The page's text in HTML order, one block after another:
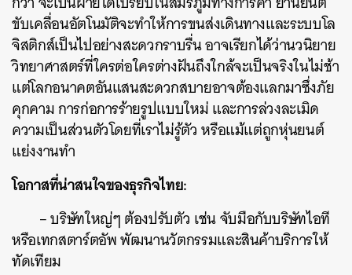
ขับเคลื่อนอัตโนมัติจะทำให้การขนส่งเดินทางและระบบโล
จิสติกส์เป็นไปอย่างสะดวกราบรื่น อาจเรียกได้ว่านวนิยาย
วิทยาศาสตร์ที่ใครต่อใครต่างฝันถึงใกล้จะเป็นจริงในไม่ช้า
แต่โลกอนาคตอันแสนสะดวกสบายอาจต้องแลกมาซึ่งภัย
คุกคาม การก่อการร้ายรูปแบบใหม่ และการล่วงละเมิด
ความเป็นส่วนตัวโดยที่เราไม่รู้ตัว หรือแม้แต่ถูกหุ่นยนต์
แย่งงานทำ
โอกาสที่น่าสนใจของธุรกิจไทย:
– บริษัทใหญ่ๆ ต้องปรับตัว เช่น จับมือกับบริษัทไอที
หรือเทกสตาร์ตอัพ พัฒนานวัตกรรมและสินค้าบริการให้
ทัดเทียม